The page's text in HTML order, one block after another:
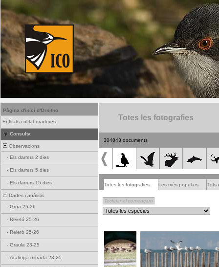
Pàgina d'inici d'Ornitho
Entitats col·laboradores
Consulta
Observacions
- Els darrers 2 dies
- Els darrers 5 dies
- Els darrers 15 dies
Dades i anàlisis
- Grua 25-26
- Reietó 25-26
- Reietó 25-26
- Graula 23-25
- Aratinga mitrada 23-25
Totes les fotografies
304843 documents
Totes les fotografies Les més populars Tots